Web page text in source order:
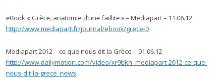
eBook « Grèce, anatomie d’une faillite » – Mediapart – 11.06.12
http://www.mediapart.fr/journal/ebook/grece-0
Mediapart 2012 – ce que nous dit la Grèce – 01.06.12
http://www.dailymotion.com/video/xr9bkh_mediapart-2012-ce-que-
nous-dit-la-grece_news